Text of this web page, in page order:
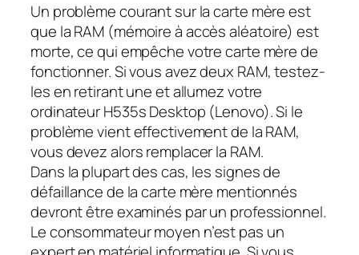
Un problème courant sur la carte mère est
que la RAM (mémoire à accès aléatoire) est
morte, ce qui empêche votre carte mère de
fonctionner. Si vous avez deux RAM, testez-
les en retirant une et allumez votre
ordinateur H535s Desktop (Lenovo). Si le
problème vient effectivement de la RAM,
vous devez alors remplacer la RAM.
Dans la plupart des cas, les signes de
défaillance de la carte mère mentionnés
devront être examinés par un professionnel.
Le consommateur moyen n’est pas un